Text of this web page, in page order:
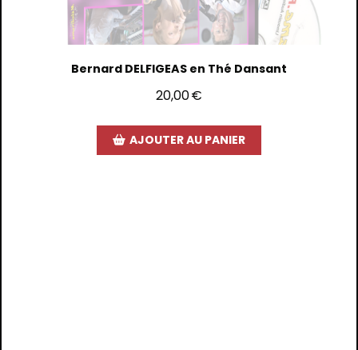
Bernard DELFIGEAS en Thé Dansant
20,00€
AJOUTER AU PANIER